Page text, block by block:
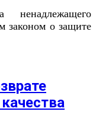
ненадлежащего
законом о защите